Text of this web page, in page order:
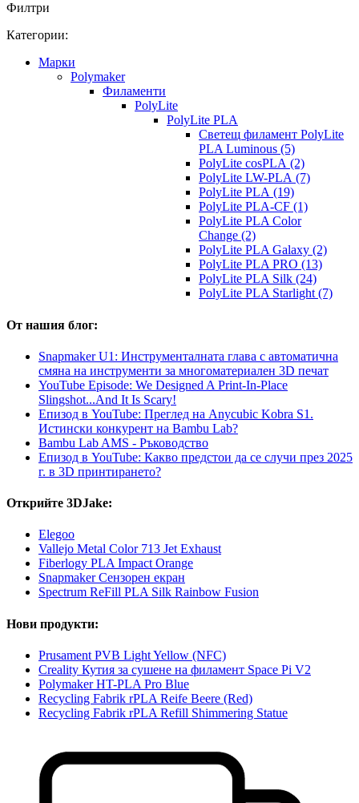
Филтри
Категории:
Mарки
Polymaker
Филаменти
PolyLite
PolyLite PLA
Светещ филамент PolyLite
PLA Luminous (5)
PolyLite cosPLA (2)
PolyLite LW-PLA (7)
PolyLite PLA (19)
PolyLite PLA-CF (1)
PolyLite PLA Color
Change (2)
PolyLite PLA Galaxy (2)
PolyLite PLA PRO (13)
PolyLite PLA Silk (24)
PolyLite PLA Starlight (7)
От нашия блог:
Snapmaker U1: Инструменталната глава с автоматична
смяна на инструменти за многоматериален 3D печат
YouTube Episode: We Designed A Print-In-Place
Slingshot...And It Is Scary!
Епизод в YouTube: Преглед на Anycubic Kobra S1.
Истински конкурент на Bambu Lab?
Bambu Lab AMS - Ръководство
Епизод в YouTube: Какво предстои да се случи през 2025
г. в 3D принтирането?
Открийте 3DJake:
Elegoo
Vallejo Metal Color 713 Jet Exhaust
Fiberlogy PLA Impact Orange
Snapmaker Сензорен екран
Spectrum ReFill PLA Silk Rainbow Fusion
Нови продукти:
Prusament PVB Light Yellow (NFC)
Creality Кутия за сушене на филамент Space Pi V2
Polymaker HT-PLA Pro Blue
Recycling Fabrik rPLA Reife Beere (Red)
Recycling Fabrik rPLA Refill Shimmering Statue